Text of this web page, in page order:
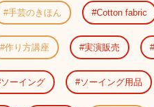
手芸のきほん Cotton fabric
作り方講座 実演販売
ソーイング ソーイング用品